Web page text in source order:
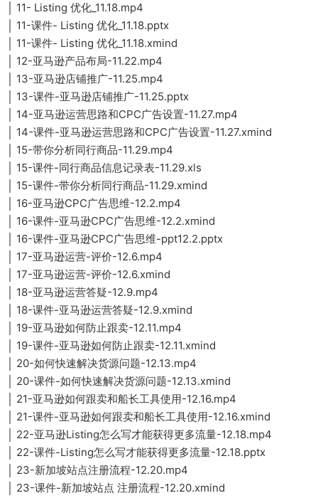
│ 11- Listing 优化_11.18.mp4
│ 11-课件- Listing 优化_11.18.pptx
│ 11-课件- Listing 优化_11.18.xmind
│ 12-亚马逊产品布局-11.22.mp4
│ 13-亚马逊店铺推广-11.25.mp4
│ 13-课件-亚马逊店铺推广-11.25.pptx
│ 14-亚马逊运营思路和CPC广告设置-11.27.mp4
│ 14-课件-亚马逊运营思路和CPC广告设置-11.27.xmind
│ 15-带你分析同行商品-11.29.mp4
│ 15-课件-同行商品信息记录表-11.29.xls
│ 15-课件-带你分析同行商品-11.29.xmind
│ 16-亚马逊CPC广告思维-12.2.mp4
│ 16-课件-亚马逊CPC广告思维-12.2.xmind
│ 16-课件-亚马逊CPC广告思维-ppt12.2.pptx
│ 17-亚马逊运营-评价-12.6.mp4
│ 17-亚马逊运营-评价-12.6.xmind
│ 18-亚马逊运营答疑-12.9.mp4
│ 18-课件-亚马逊运营答疑-12.9.xmind
│ 19-亚马逊如何防止跟卖-12.11.mp4
│ 19-课件-亚马逊如何防止跟卖-12.11.xmind
│ 20-如何快速解决货源问题-12.13.mp4
│ 20-课件-如何快速解决货源问题-12.13.xmind
│ 21-亚马逊如何跟卖和船长工具使用-12.16.mp4
│ 21-课件-亚马逊如何跟卖和船长工具使用-12.16.xmind
│ 22-亚马逊Listing怎么写才能获得更多流量-12.18.mp4
│ 22-课件-Listing怎么写才能获得更多流量-12.18.pptx
│ 23-新加坡站点注册流程-12.20.mp4
│ 23-课件-新加坡站点 注册流程-12.20.xmind